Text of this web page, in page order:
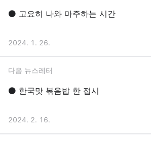
⚫️ 고요히 나와 마주하는 시간
2024. 1. 26.
다음 뉴스레터
⚫️ 한국맛 볶음밥 한 접시
2024. 2. 16.